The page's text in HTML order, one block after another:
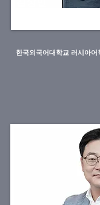
한국외국어대학교 러시아어